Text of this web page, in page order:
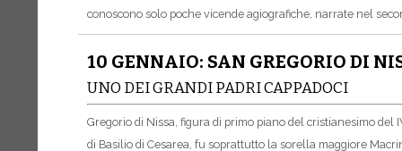
conoscono solo poche vicende agiografiche, narrate nel
10 GENNAIO: SAN GREGORIO DI
UNO DEI GRANDI PADRI CAPPADOCI
Gregorio di Nissa, figura di primo piano del cristianesimo
di Basilio di Cesarea, fu soprattutto la sorella maggiore